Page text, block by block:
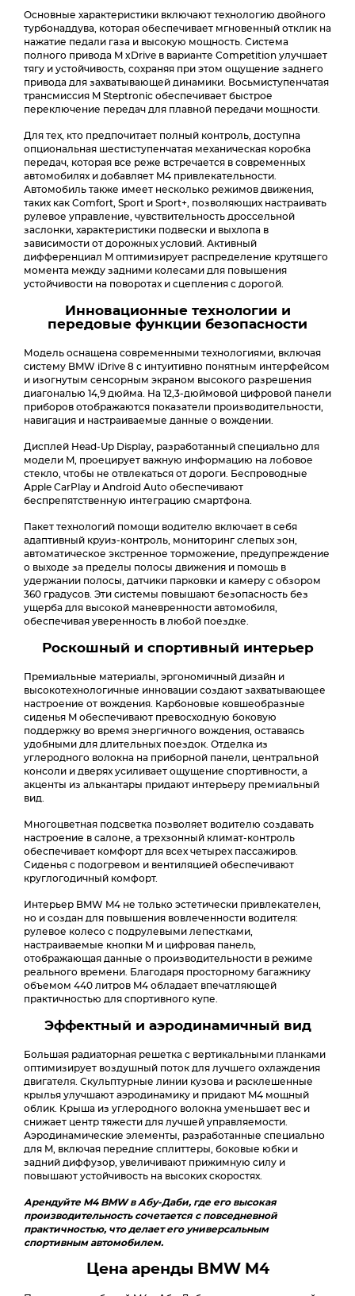
Основные характеристики включают технологию двойного
турбонаддува, которая обеспечивает мгновенный отклик на
нажатие педали газа и высокую мощность. Система
полного привода M xDrive в варианте Competition улучшает
тягу и устойчивость, сохраняя при этом ощущение заднего
привода для захватывающей динамики. Восьмиступенчатая
трансмиссия M Steptronic обеспечивает быстрое
переключение передач для плавной передачи мощности.
Для тех, кто предпочитает полный контроль, доступна
опциональная шестиступенчатая механическая коробка
передач, которая все реже встречается в современных
автомобилях и добавляет M4 привлекательности.
Автомобиль также имеет несколько режимов движения,
таких как Comfort, Sport и Sport+, позволяющих настраивать
рулевое управление, чувствительность дроссельной
заслонки, характеристики подвески и выхлопа в
зависимости от дорожных условий. Активный
дифференциал M оптимизирует распределение крутящего
момента между задними колесами для повышения
устойчивости на поворотах и сцепления с дорогой.
Инновационные технологии и
передовые функции безопасности
Модель оснащена современными технологиями, включая
систему BMW iDrive 8 с интуитивно понятным интерфейсом
и изогнутым сенсорным экраном высокого разрешения
диагональю 14,9 дюйма. На 12,3-дюймовой цифровой панели
приборов отображаются показатели производительности,
навигация и настраиваемые данные о вождении.
Дисплей Head-Up Display, разработанный специально для
модели M, проецирует важную информацию на лобовое
стекло, чтобы не отвлекаться от дороги. Беспроводные
Apple CarPlay и Android Auto обеспечивают
беспрепятственную интеграцию смартфона.
Пакет технологий помощи водителю включает в себя
адаптивный круиз-контроль, мониторинг слепых зон,
автоматическое экстренное торможение, предупреждение
о выходе за пределы полосы движения и помощь в
удержании полосы, датчики парковки и камеру с обзором
360 градусов. Эти системы повышают безопасность без
ущерба для высокой маневренности автомобиля,
обеспечивая уверенность в любой поездке.
Роскошный и спортивный интерьер
Премиальные материалы, эргономичный дизайн и
высокотехнологичные инновации создают захватывающее
настроение от вождения. Карбоновые ковшеобразные
сиденья M обеспечивают превосходную боковую
поддержку во время энергичного вождения, оставаясь
удобными для длительных поездок. Отделка из
углеродного волокна на приборной панели, центральной
консоли и дверях усиливает ощущение спортивности, а
акценты из алькантары придают интерьеру премиальный
вид.
Многоцветная подсветка позволяет водителю создавать
настроение в салоне, а трехзонный климат-контроль
обеспечивает комфорт для всех четырех пассажиров.
Сиденья с подогревом и вентиляцией обеспечивают
круглогодичный комфорт.
Интерьер BMW M4 не только эстетически привлекателен,
но и создан для повышения вовлеченности водителя:
рулевое колесо с подрулевыми лепестками,
настраиваемые кнопки M и цифровая панель,
отображающая данные о производительности в режиме
реального времени. Благодаря просторному багажнику
объемом 440 литров M4 обладает впечатляющей
практичностью для спортивного купе.
Эффектный и аэродинамичный вид
Большая радиаторная решетка с вертикальными планками
оптимизирует воздушный поток для лучшего охлаждения
двигателя. Скульптурные линии кузова и расклешенные
крылья улучшают аэродинамику и придают M4 мощный
облик. Крыша из углеродного волокна уменьшает вес и
снижает центр тяжести для лучшей управляемости.
Аэродинамические элементы, разработанные специально
для M, включая передние сплиттеры, боковые юбки и
задний диффузор, увеличивают прижимную силу и
повышают устойчивость на высоких скоростях.
Арендуйте M4 BMW в Абу-Даби, где его высокая
производительность сочетается с повседневной
практичностью, что делает его универсальным
спортивным автомобилем.
Цена аренды BMW M4